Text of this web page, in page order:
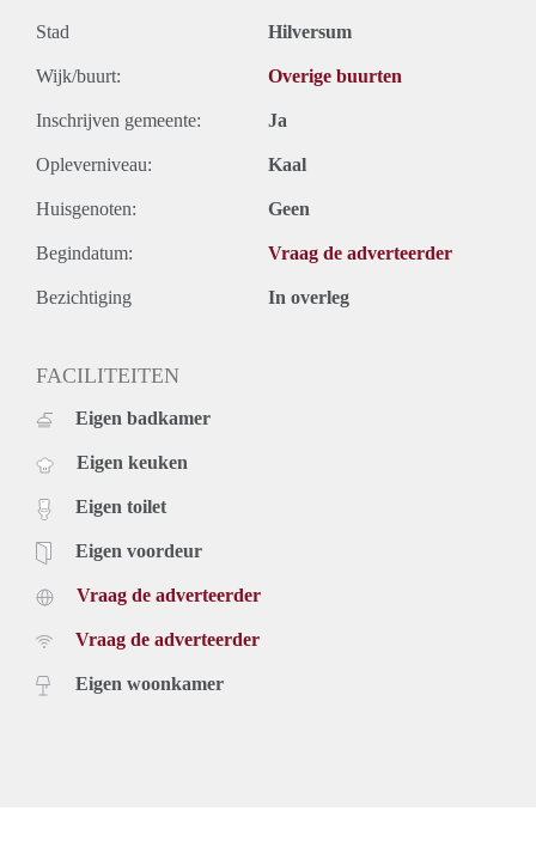
Stad Hilversum
Wijk/buurt: Overige buurten
Inschrijven gemeente: Ja
Opleverniveau: Kaal
Huisgenoten: Geen
Begindatum: Vraag de adverteerder
Bezichtiging In overleg
FACILITEITEN
Eigen badkamer
Eigen keuken
Eigen toilet
Eigen voordeur
Vraag de adverteerder
Vraag de adverteerder
Eigen woonkamer